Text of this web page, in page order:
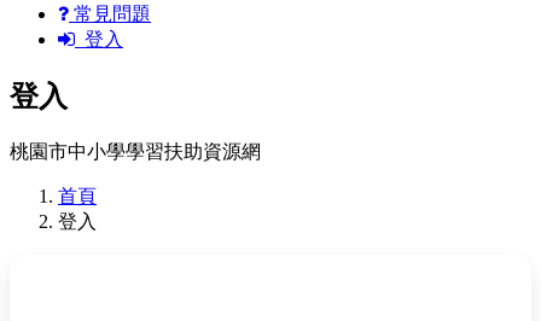
常見問題
登入
登入
桃園市中小學學習扶助資源網
首頁
登入